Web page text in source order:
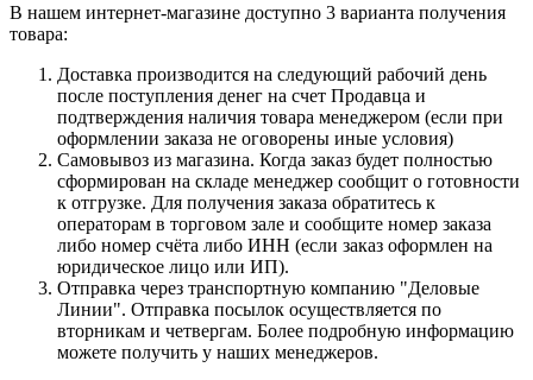
В нашем интернет-магазине доступно 3 варианта получения
товара:
Доставка производится на следующий рабочий день
после поступления денег на счет Продавца и
подтверждения наличия товара менеджером (если при
оформлении заказа не оговорены иные условия)
Самовывоз из магазина. Когда заказ будет полностью
сформирован на складе менеджер сообщит о готовности
к отгрузке. Для получения заказа обратитесь к
операторам в торговом зале и сообщите номер заказа
либо номер счёта либо ИНН (если заказ оформлен на
юридическое лицо или ИП).
Отправка через транспортную компанию "Деловые
Линии". Отправка посылок осуществляется по
вторникам и четвергам. Более подробную информацию
можете получить у наших менеджеров.